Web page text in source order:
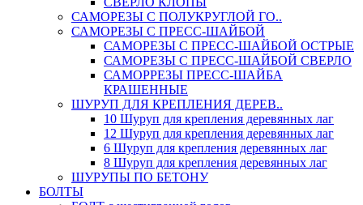
САМОРЕЗЫ С ПОЛУКРУГЛОЙ ГО..
САМОРЕЗЫ С ПРЕСС-ШАЙБОЙ
САМОРЕЗЫ С ПРЕСС-ШАЙБОЙ ОСТРЫЕ
САМОРЕЗЫ С ПРЕСС-ШАЙБОЙ СВЕРЛО
САМОРРЕЗЫ ПРЕСС-ШАЙБА
КРАШЕННЫЕ
ШУРУП ДЛЯ КРЕПЛЕНИЯ ДЕРЕВ..
10 Шуруп для крепления деревянных лаг
12 Шуруп для крепления деревянных лаг
6 Шуруп для крепления деревянных лаг
8 Шуруп для крепления деревянных лаг
ШУРУПЫ ПО БЕТОНУ
БОЛТЫ